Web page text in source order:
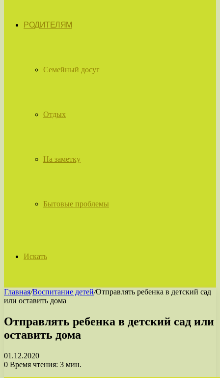
РОДИТЕЛЯМ
Семейный досуг
Отдых
На заметку
Бытовые проблемы
Искать
Главная/Воспитание детей/Отправлять ребенка в детский сад
или оставить дома
Отправлять ребенка в детский сад или
оставить дома
01.12.2020
0 Время чтения: 3 мин.